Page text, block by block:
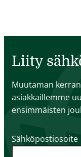
Liity
Muutaman
asiakkaillemme
ensimmäisten
Sähköpostiosoite